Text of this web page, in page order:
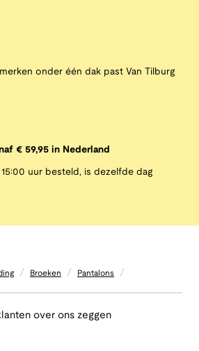
onder één dak past Van Tilburg
€ 59,95 in Nederland
uur besteld, is dezelfde dag
/ Broeken / Pantalons /
over ons zeggen